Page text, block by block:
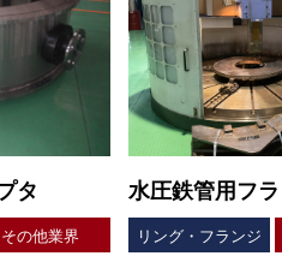
タ
その他業界
水圧鉄管用フ
リング・フランジ